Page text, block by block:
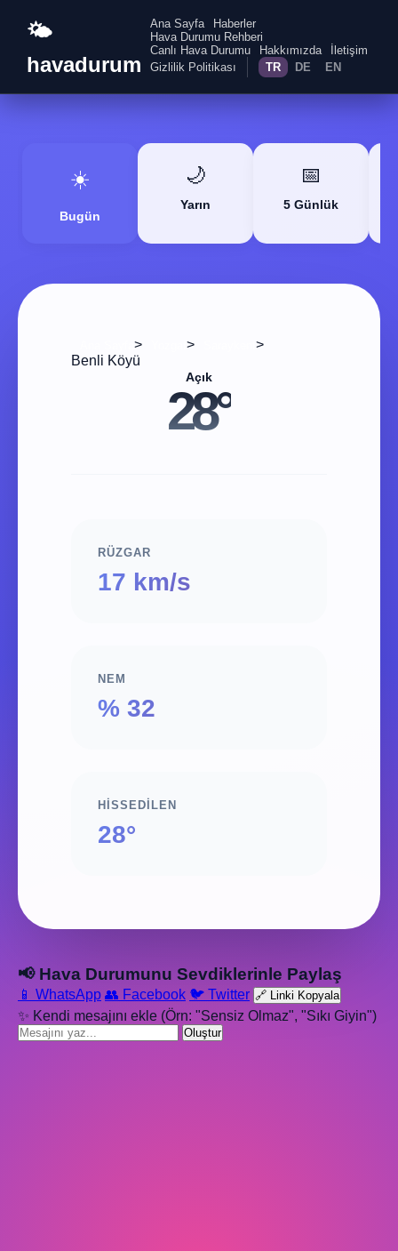
🌤️
havadurum
Ana Sayfa
Haberler
Hava Durumu Rehberi
Canlı Hava Durumu
Hakkımızda
İletişim
Gizlilik Politikası
TR DE EN
☀️
Bugün
🌙
Yarın
📅
5 Günlük
> >
>
Benli Köyü
Açık
28°
RÜZGAR
17 km/s
NEM
% 32
HISSEDILEN
28°
📢 Hava Durumunu Sevdiklerinle Paylaş
📱 WhatsApp 👥 Facebook 🐦 Twitter 🔗 Linki Kopyala
✨ Kendi mesajını ekle (Örn: "Sensiz Olmaz", "Sıkı Giyin")
Oluştur